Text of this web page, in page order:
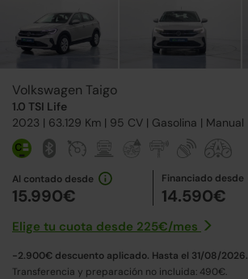
Volkswagen Taigo
1.0 TSI Life
2023 | 63.129 Km | 95 CV | Gasolina | Manual
Al contado desde
15.990€
Financiado desde
14.590€
Elige tu cuota desde 225€/mes
-2.900€ descuento aplicado. Hasta el 31/08/2026.
Transferencia y preparación no incluida: 490€.